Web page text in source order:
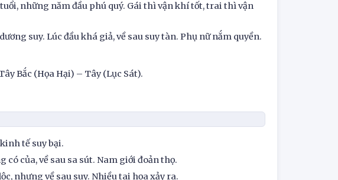
những năm đầu phú quý. Gái thì vận khí tốt, trai thì vận
suy. Lúc đầu khá giả, về sau suy tàn. Phụ nữ nắm quyền.
Bắc (Họa Hại) – Tây (Lục Sát).
tế suy bại.
có của, về sau sa sút. Nam giới đoản thọ.
nhưng về sau suy. Nhiều tai họa xảy ra.